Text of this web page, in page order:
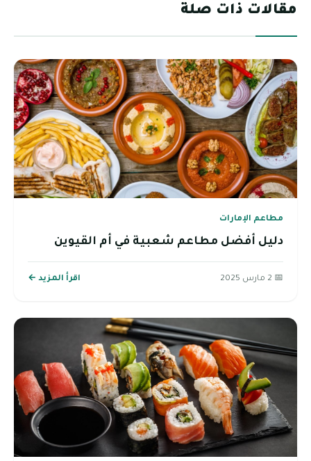
مقالات ذات صلة
مطاعم الإمارات
دليل أفضل مطاعم شعبية في أم القيوين
📅 2 مارس 2025 اقرأ المزيد ←